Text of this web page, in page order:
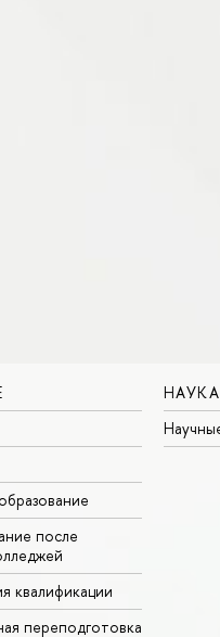
после
квалификации
переподготовка
НАУКА